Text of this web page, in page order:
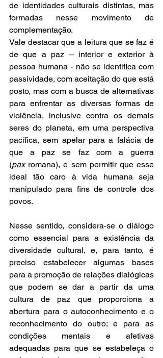
de identidades culturais distintas, mas
formadas nesse movimento de
complementação.
Vale destacar que a leitura que se faz é
de que a paz – interior e exterior à
pessoa humana - não se identifica com
passividade, com aceitação do que está
posto, mas com a busca de alternativas
para enfrentar as diversas formas de
violência, inclusive contra os demais
seres do planeta, em uma perspectiva
pacífica, sem apelar para a falácia de
que a paz se faz com a guerra
(pax romana), e sem permitir que esse
ideal tão caro à vida humana seja
manipulado para fins de controle dos
povos.
Nesse sentido, considera-se o diálogo
como essencial para a existência da
diversidade cultural, e, para tanto, é
preciso estabelecer algumas bases
para a promoção de relações dialógicas
que podem se dar a partir da uma
cultura de paz que proporciona a
abertura para o autoconhecimento e o
reconhecimento do outro; e para as
condições mentais e afetivas